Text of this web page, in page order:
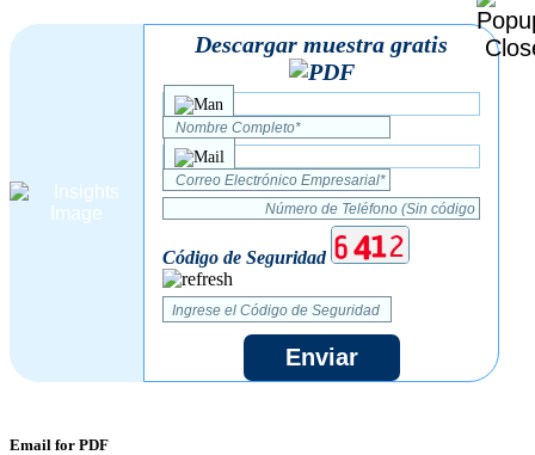
Descargar muestra gratis
Código de Seguridad
Enviar
Email for PDF